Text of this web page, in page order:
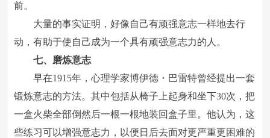
前。
大量的事实证明，好像自己有顽强意志一样地去行
动，有助于使自己成为一个具有顽强意志力的人。
七、磨炼意志
早在1915年，心理学家博伊德・巴雷特曾经提出一套
锻炼意志的方法。其中包括从椅子上起身和坐下30次，把
一盒火柴全部倒然后一根一根地装回盒子里。他认为，这
些练习可以增强意志力，以便日后去面对更严重更困难的